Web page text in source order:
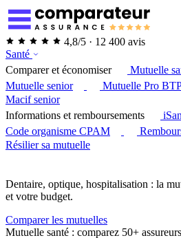
4,8/5 · 12 400 avis
Santé
Comparer et économiser
Mutuelle
Mutuelle senior
Mutuelle Pro
Macif senior
Informations et remboursements
Code organisme CPAM
Résilier sa mutuelle
Dentaire, optique, hospitalisation : la
et votre budget.
Comparer les mutuelles
Mutuelle santé : comparez 50+